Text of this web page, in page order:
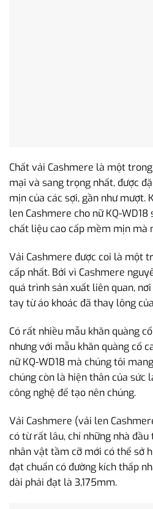
Chất vải Cashmere là một
mại và sang trọng nhất, được
mịn của các sợi, gần như mượt.
len Cashmere cho nữ KQ-
chất liệu cao cấp mềm mịn mà
Vải Cashmere được coi là một
cấp nhất. Bởi vì Cashmere
quá trình sản xuất liên quan,
tay từ áo khoác đã thay lông
Có rất nhiều mẫu khăn quàng
nhưng với mẫu khăn quàng cổ
nữ KQ-WD18 mà chúng tôi
chúng còn là hiện thân của sức
công nghệ để tạo nên chúng.
Vải Cashmere (vải len
có từ rất lâu, chỉ những nhà
nhân vật tầm cỡ mới có thể sở
đạt chuẩn có đường kích thấp
dài phải đạt là 3,175mm.